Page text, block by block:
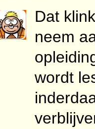
Dat
neem
wordt